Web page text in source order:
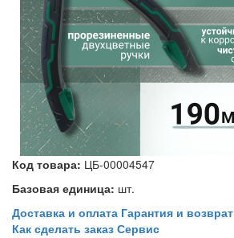
Код товара: ЦБ-00004547
Базовая единица: шт.
Доставка и оплата Гарантия и возврат
Как сделать заказ Сервис